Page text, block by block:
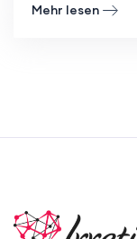
Mehr lesen